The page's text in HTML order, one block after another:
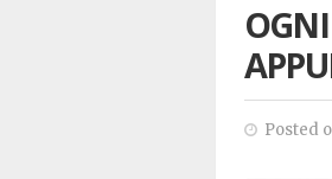
Posted